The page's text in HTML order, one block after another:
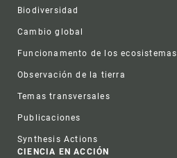
Biodiversidad
Cambio global
Funcionamento de los ecosistemas
Observación de la tierra
Temas transversales
Publicaciones
Synthesis Actions
CIENCIA EN ACCIÓN